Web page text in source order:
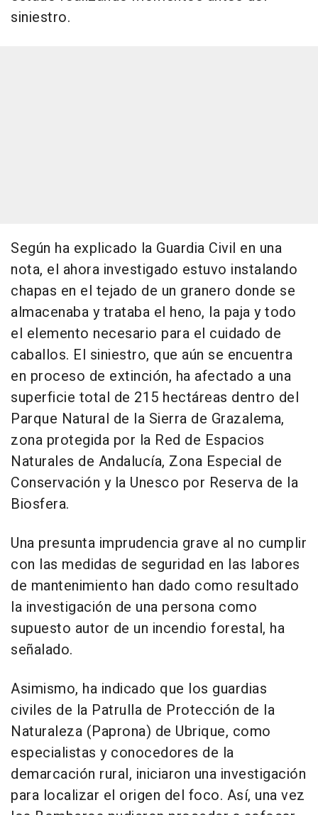
siniestro.
Según ha explicado la Guardia Civil en una
nota, el ahora investigado estuvo instalando
chapas en el tejado de un granero donde se
almacenaba y trataba el heno, la paja y todo
el elemento necesario para el cuidado de
caballos. El siniestro, que aún se encuentra
en proceso de extinción, ha afectado a una
superficie total de 215 hectáreas dentro del
Parque Natural de la Sierra de Grazalema,
zona protegida por la Red de Espacios
Naturales de Andalucía, Zona Especial de
Conservación y la Unesco por Reserva de la
Biosfera.
Una presunta imprudencia grave al no cumplir
con las medidas de seguridad en las labores
de mantenimiento han dado como resultado
la investigación de una persona como
supuesto autor de un incendio forestal, ha
señalado.
Asimismo, ha indicado que los guardias
civiles de la Patrulla de Protección de la
Naturaleza (Paprona) de Ubrique, como
especialistas y conocedores de la
demarcación rural, iniciaron una investigación
para localizar el origen del foco. Así, una vez